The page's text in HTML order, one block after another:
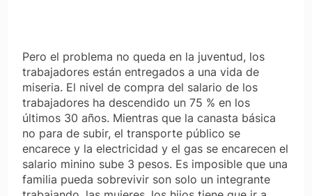
Pero el problema no queda en la juventud, los
trabajadores están entregados a una vida de
miseria. El nivel de compra del salario de los
trabajadores ha descendido un 75 % en los
últimos 30 años. Mientras que la canasta básica
no para de subir, el transporte público se
encarece y la electricidad y el gas se encarecen el
salario minino sube 3 pesos. Es imposible que una
familia pueda sobrevivir son solo un integrante